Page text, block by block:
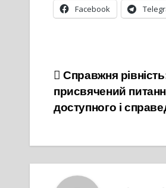
Facebook
Навігація
записів
Справжня
присвячений
доступного і